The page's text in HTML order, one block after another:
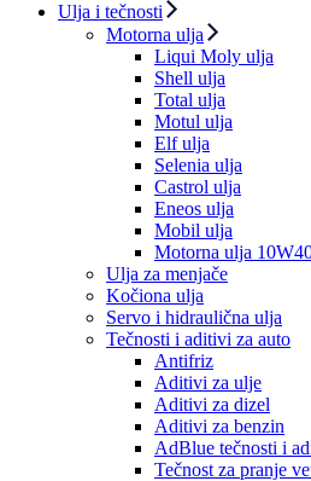
Ulja i tečnosti
Motorna ulja
Liqui Moly ulja
Shell ulja
Total ulja
Motul ulja
Elf ulja
Selenia ulja
Castrol ulja
Eneos ulja
Mobil ulja
Motorna ulja
Ulja za menjače
Kočiona ulja
Servo i hidraulična ulja
Tečnosti i aditivi za auto
Antifriz
Aditivi za ulje
Aditivi za dizel
Aditivi za benzin
AdBlue tečnosti i
Tečnost za pranje